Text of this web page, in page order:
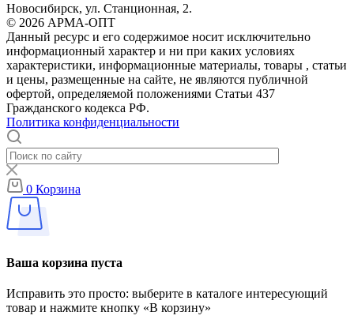
Новосибирск, ул. Станционная, 2.
© 2026 АРМА-ОПТ
Данный ресурс и его содержимое носит исключительно
информационный характер и ни при каких условиях
характеристики, информационные материалы, товары , статьи
и цены, размещенные на сайте, не являются публичной
офертой, определяемой положениями Статьи 437
Гражданского кодекса РФ.
Политика конфиденциальности
0 Корзина
Ваша корзина пуста
Исправить это просто: выберите в каталоге интересующий
товар и нажмите кнопку «В корзину»